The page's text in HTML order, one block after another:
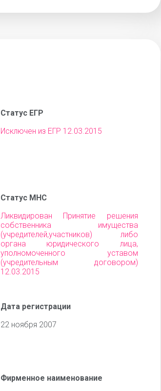
Статус ЕГР
Исключен из ЕГР 12.03.2015
Статус МНС
Ликвидирован Принятие решения
собственника имущества
(учредителей,участников) либо
органа юридического лица,
уполномоченного уставом
(учредительным договором)
12.03.2015
Дата регистрации
22 ноября 2007
Фирменное наименование